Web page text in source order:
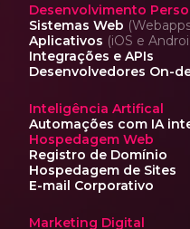
Desenvolvimento
Sistemas Web
Aplicativos (iOS e
Integrações e APIs
Desenvolvedores On-
Inteligência Artifical
Automações com IA
Hospedagem Web
Registro de Domínio
Hospedagem de Sites
E-mail Corporativo
Marketing Digital